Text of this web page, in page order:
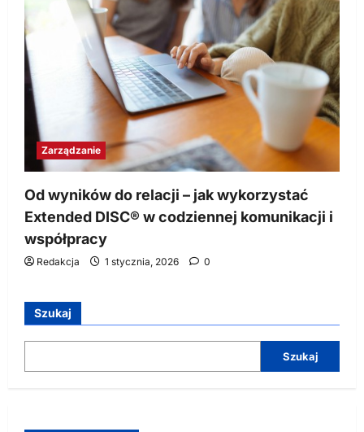
Zarządzanie
Od wyników do relacji – jak wykorzystać
Extended DISC® w codziennej komunikacji i
współpracy
Redakcja 1 stycznia, 2026 0
Szukaj
Szukaj